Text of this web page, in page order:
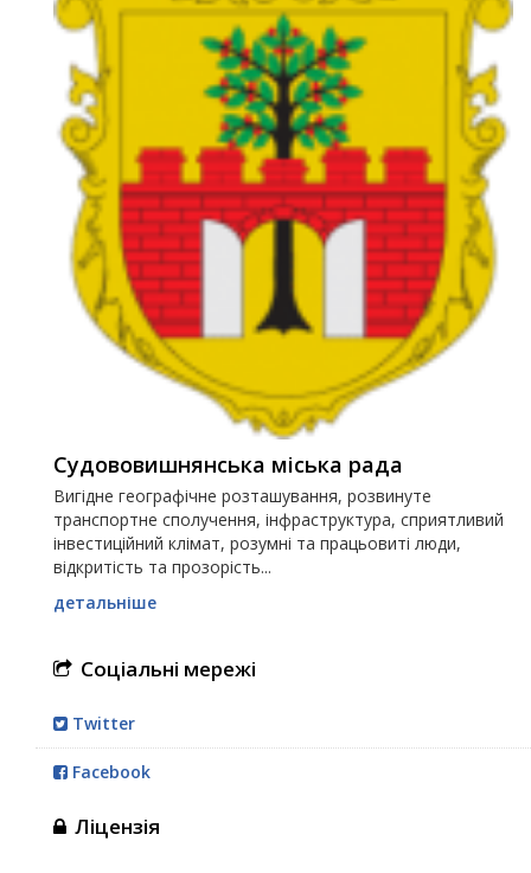
Судововишнянська міська рада
Вигідне географічне розташування, розвинуте
транспортне сполучення, інфраструктура, сприятливий
інвестиційний клімат, розумні та працьовиті люди,
відкритість та прозорість...
детальніше
Соціальні мережі
Twitter
Facebook
Ліцензія